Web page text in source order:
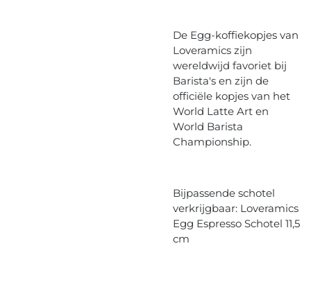
De Egg-koffiekopjes van
Loveramics zijn
wereldwijd favoriet bij
Barista's en zijn de
officiële kopjes van het
World Latte Art en
World Barista
Championship.
Bijpassende schotel
verkrijgbaar: Loveramics
Egg Espresso Schotel 11,5
cm